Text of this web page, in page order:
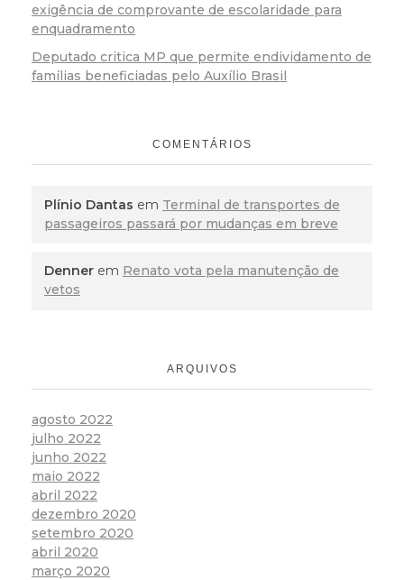
exigência de comprovante de escolaridade para
enquadramento
Deputado critica MP que permite endividamento de
famílias beneficiadas pelo Auxílio Brasil
COMENTÁRIOS
Plínio Dantas em Terminal de transportes de
passageiros passará por mudanças em breve
Denner em Renato vota pela manutenção de
vetos
ARQUIVOS
agosto 2022
julho 2022
junho 2022
maio 2022
abril 2022
dezembro 2020
setembro 2020
abril 2020
março 2020